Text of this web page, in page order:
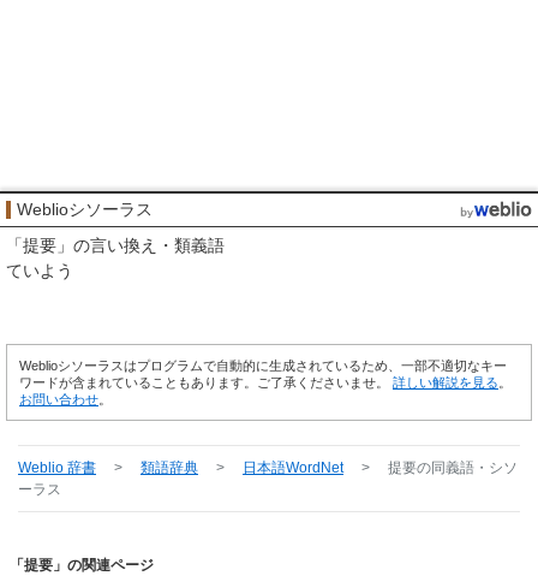
Weblioシソーラス
「提要 」の言い換え・類義語
ていよう
Weblioシソーラスはプログラムで自動的に生成されているため、一部不適切なキー
ワードが含まれていることもあります。ご了承くださいませ。 詳しい解説を見る
お問い合わせ
Weblio 辞書 > 類語辞典 > 日本語WordNet > 提要の同義語・シソ
ーラス
「提要」の関連ページ